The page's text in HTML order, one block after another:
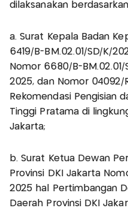
dilaksanakan
a. Surat Kepala Badan
6419/B-BM.02.01/SD/K/
Nomor 6680/B-
2025, dan Nomor 04092/
Rekomendasi Pengisian
Tinggi Pratama di
Jakarta;
b. Surat Ketua Dewan
Provinsi DKI Jakarta
2025 hal Pertimbangan
Daerah Provinsi DKI